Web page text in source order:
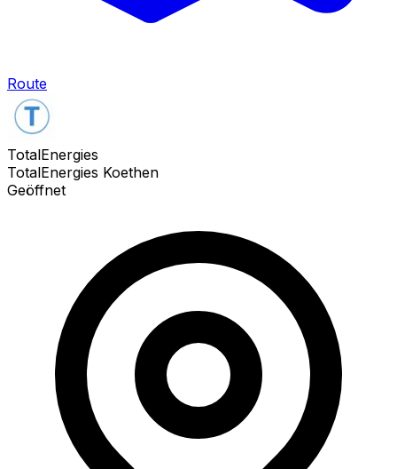
Route
TotalEnergies
TotalEnergies Koethen
Geöffnet